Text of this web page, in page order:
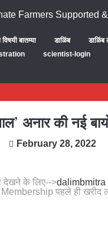
बातम्या डाळिंब डाळिंब
scientist-login
अनार की नई
February 28, 2022
देखने के लिए-->dalimbmitra
पहले ही खरीद